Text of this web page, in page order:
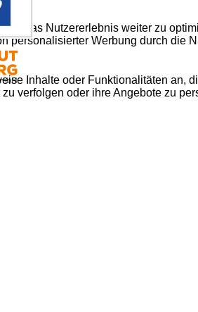
um das Nutzererlebnis weiter zu
personalisierter Werbung durch die
Inhalte oder Funktionalitäten an,
verfolgen oder ihre Angebote zu